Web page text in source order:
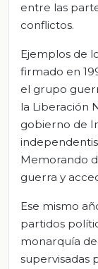
entre las
conflictos.
Ejemplos de
firmado en
el grupo
la Liberación
gobierno de
Memorando
guerra y
Ese mismo
partidos
monarquía
supervisadas